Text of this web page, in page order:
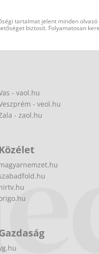
tartalmat jelent minden
biztosít. Folyamatosan
- vaol.hu
- veol.hu
- zaol.hu
Közélet